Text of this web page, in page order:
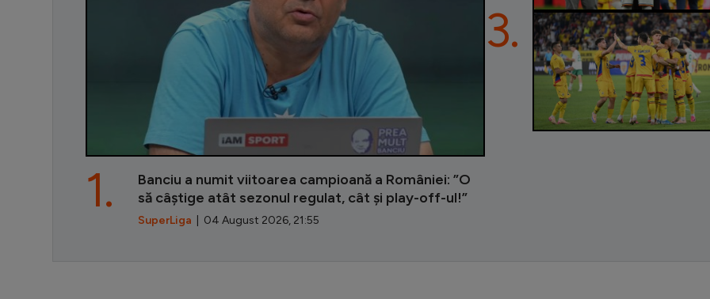
Banciu a numit viitoarea campioană a României: ”O
să câștige atât sezonul regulat, cât și play-off-ul!”
SuperLiga | 04 August 2026, 21:55
1.
3.